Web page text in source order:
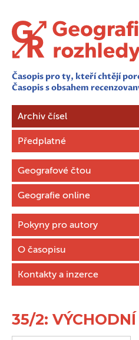
Časopis pro ty, kteří chtějí
Časopis s obsahem
Archiv čísel
Předplatné
Geografové čtou
Geografie online
Pokyny pro autory
O časopisu
Kontakty a inzerce
35/2: